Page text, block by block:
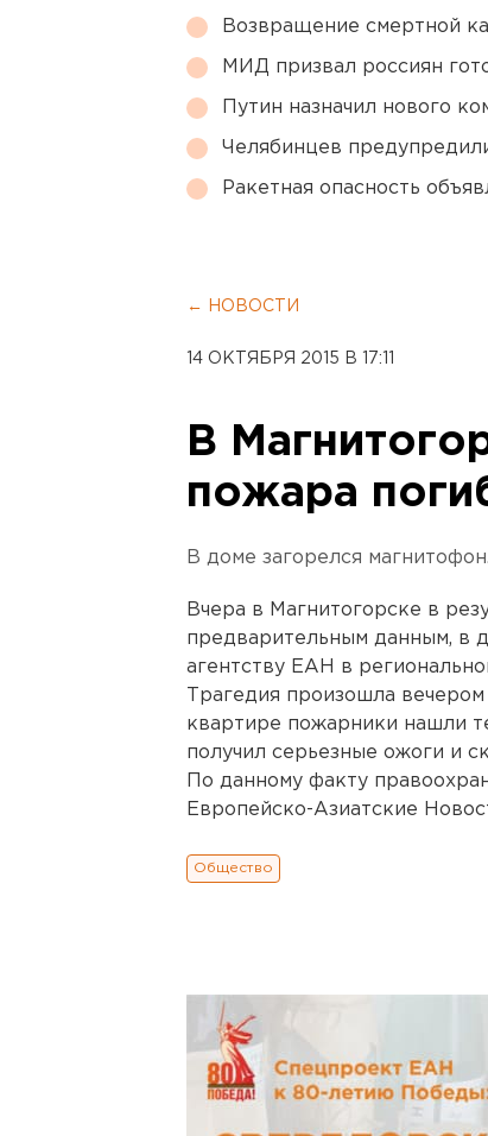
Возвращение смертной
МИД призвал россиян
Путин назначил нового
Челябинцев
Ракетная опасность
← НОВОСТИ
14 ОКТЯБРЯ 2015 В 17:11
В
пожара
В доме загорелся магнитофон.
Вчера в Магнитогорске в
предварительным данным, в
агентству ЕАН в
Трагедия произошла
квартире пожарники нашли
получил серьезные ожоги и
По данному факту
Европейско-Азиатские
Общество